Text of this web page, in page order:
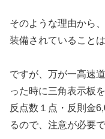
そのような理由から
装備されていること
ですが、万が一高速
った時に三角表示板
反点数１点・反則金
るので、注意が必要で